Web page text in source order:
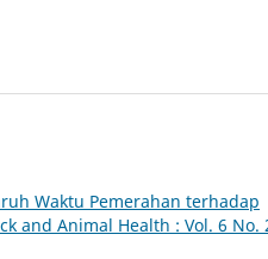
Waktu Pemerahan terhadap
and Animal Health : Vol. 6 No.